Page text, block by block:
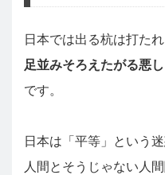
日本では出る杭は打た
足並みそろえたがる悪
です。
日本は「平等」という
人間とそうじゃない人間